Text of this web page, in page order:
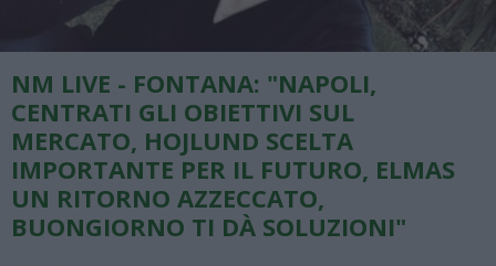
NM LIVE - FONTANA: "NAPOLI,
CENTRATI GLI OBIETTIVI SUL
MERCATO, HOJLUND SCELTA
IMPORTANTE PER IL FUTURO, ELMAS
UN RITORNO AZZECCATO,
BUONGIORNO TI DÀ SOLUZIONI"